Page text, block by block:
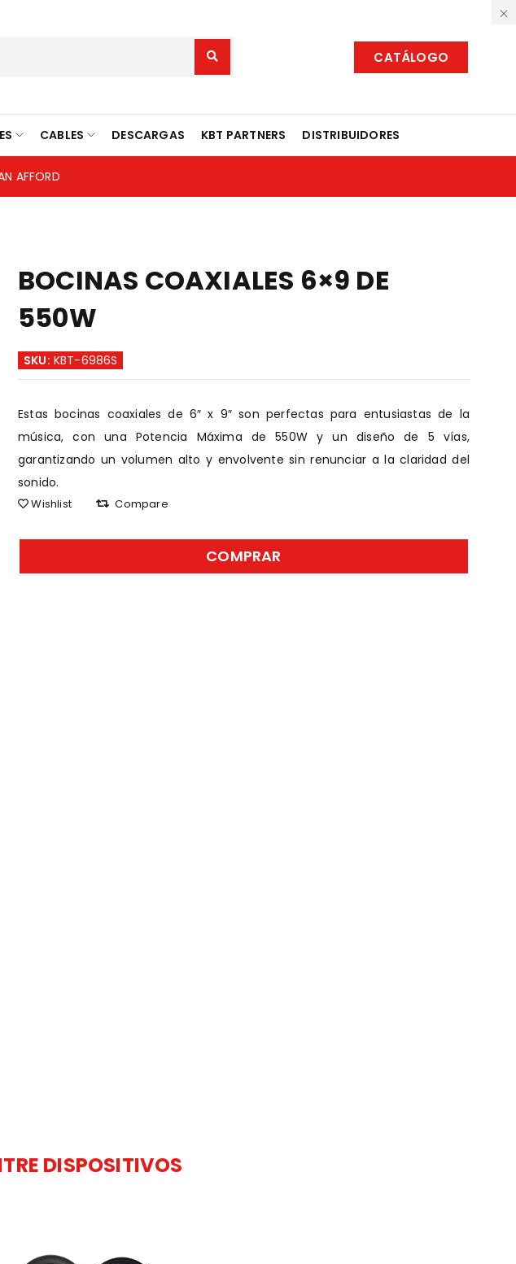
CATÁLOGO
CABLES DESCARGAS KBT PARTNERS DISTRIBUIDORES
AFFORD
BOCINAS COAXIALES 6×9 DE
550W
SKU: KBT-6986S
Estas bocinas coaxiales de 6″ x 9″ son perfectas para entusiastas de la
música, con una Potencia Máxima de 550W y un diseño de 5 vías,
garantizando un volumen alto y envolvente sin renunciar a la claridad del
sonido.
Wishlist Compare
COMPRAR
DISPOSITIVOS